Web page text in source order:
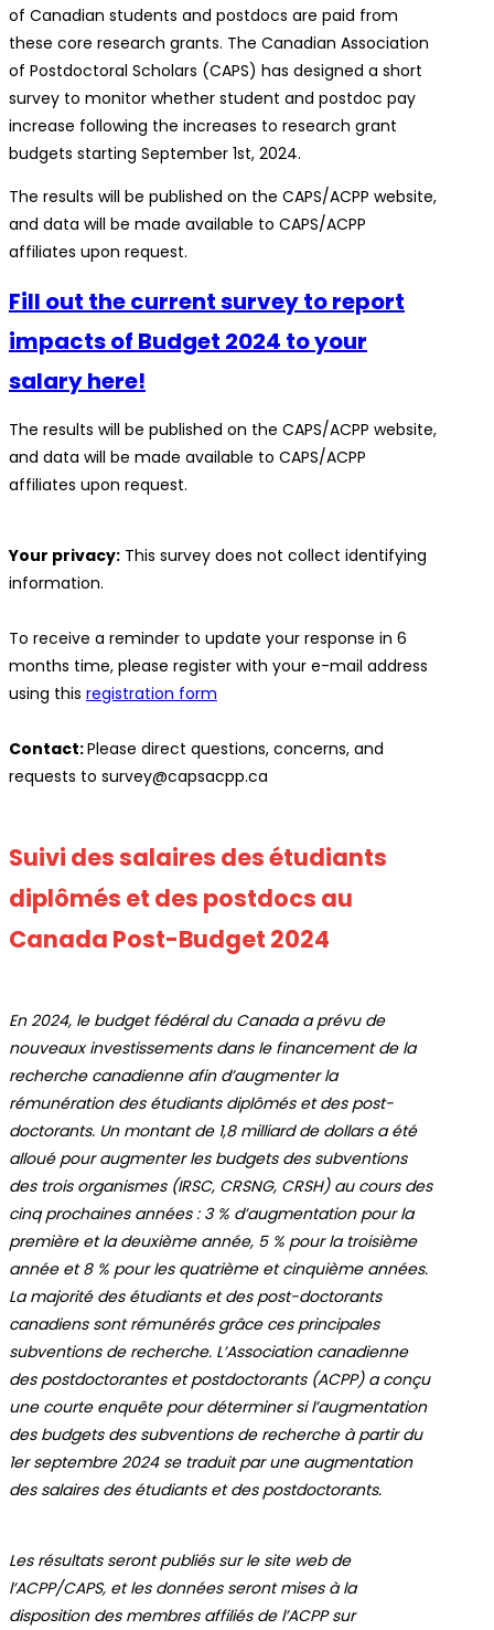
of Canadian students and postdocs are paid from
these core research grants. The Canadian Association
of Postdoctoral Scholars (CAPS) has designed a short
survey to monitor whether student and postdoc pay
increase following the increases to research grant
budgets starting September 1st, 2024.
The results will be published on the CAPS/ACPP website,
and data will be made available to CAPS/ACPP
affiliates upon request.
Fill out the current survey to report
impacts of Budget 2024 to your
salary here!
The results will be published on the CAPS/ACPP website,
and data will be made available to CAPS/ACPP
affiliates upon request.
Your privacy: This survey does not collect identifying
information.
To receive a reminder to update your response in 6
months time, please register with your e-mail address
using this registration form
Contact:Please direct questions, concerns, and
requests to survey@capsacpp.ca
Suivi des salaires des étudiants
diplômés et des postdocs au
Canada Post-Budget 2024
En 2024, le budget fédéral du Canada a prévu de
nouveaux investissements dans le financement de la
recherche canadienne afin d’augmenter la
rémunération des étudiants diplômés et des post-
doctorants. Un montant de 1,8 milliard de dollars a été
alloué pour augmenter les budgets des subventions
des trois organismes (IRSC, CRSNG, CRSH) au cours des
cinq prochaines années : 3 % d’augmentation pour la
première et la deuxième année, 5 % pour la troisième
année et 8 % pour les quatrième et cinquième années.
La majorité des étudiants et des post-doctorants
canadiens sont rémunérés grâce ces principales
subventions de recherche. L’Association canadienne
des postdoctorantes et postdoctorants (ACPP) a conçu
une courte enquête pour déterminer si l’augmentation
des budgets des subventions de recherche à partir du
1er septembre 2024 se traduit par une augmentation
des salaires des étudiants et des postdoctorants.
Les résultats seront publiés sur le site web de
l’ACPP/CAPS, et les données seront mises à la
disposition des membres affiliés de l’ACPP sur